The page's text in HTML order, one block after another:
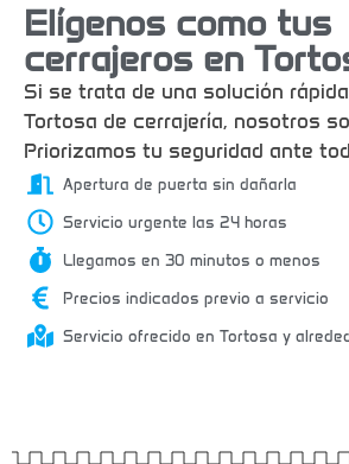
Elígenos como tus
cerrajeros en
Si se trata de una solución
Tortosa de cerrajería, nosotros
Priorizamos tu seguridad ante
Apertura de puerta sin dañarla
Servicio urgente las 24 horas
Llegamos en 30 minutos o menos
Precios indicados previo a servicio
Servicio ofrecido en Tortosa y